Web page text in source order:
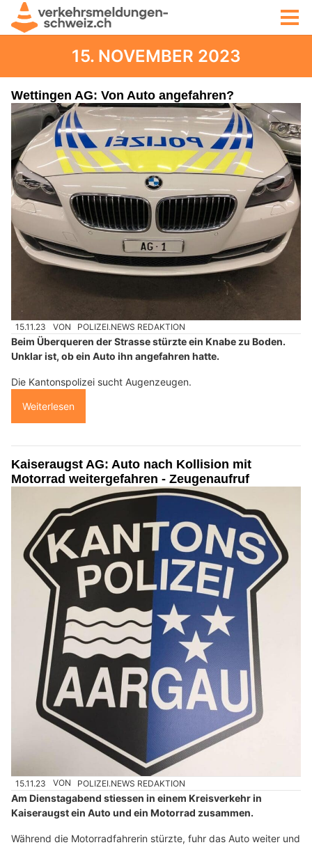
15. NOVEMBER 2023
Wettingen AG: Von Auto angefahren?
15.11.23 VON POLIZEI.NEWS REDAKTION
Beim Überqueren der Strasse stürzte ein Knabe zu Boden.
Unklar ist, ob ein Auto ihn angefahren hatte.
Die Kantonspolizei sucht Augenzeugen.
Weiterlesen
Kaiseraugst AG: Auto nach Kollision mit
Motorrad weitergefahren - Zeugenaufruf
15.11.23 VON POLIZEI.NEWS REDAKTION
Am Dienstagabend stiessen in einem Kreisverkehr in
Kaiseraugst ein Auto und ein Motorrad zusammen.
Während die Motorradfahrerin stürzte, fuhr das Auto weiter und